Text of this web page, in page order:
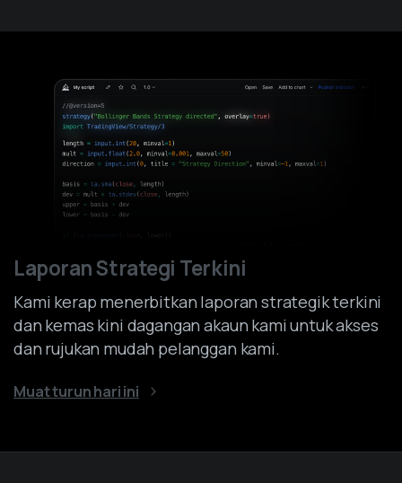
to
Laporan Strategi Terkini
Kami kerap menerbitkan laporan strategik terkini
dan kemas kini dagangan akaun kami untuk akses
dan rujukan mudah pelanggan kami.
Muat turun hari ini